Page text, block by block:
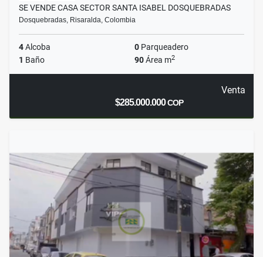
SE VENDE CASA SECTOR SANTA ISABEL DOSQUEBRADAS
Dosquebradas, Risaralda, Colombia
4Alcoba 0 Parqueadero
1 Baño 90Área m2
Venta
$285.000.000COP